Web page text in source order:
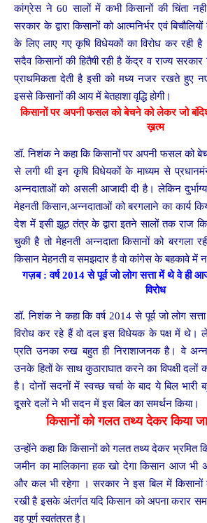
कांग्रेस ने 60 सालों में कभी किसानों की चिंता
सरकार के द्वारा किसानों को आत्मनिर्भर एवं
के लिए लाए गए कृषि विधेयकों का विरोध कर रही है
सदैव किसानों की हितैषी रही है केंद्र व राज्य सरकार
प्राथमिकता देती है इसी को मध्य नजर रखते हुए
इससे किसानों की आय में बेतहाशा वृद्धि होगी।
किसानों पर अपनी फसल को बेचने को लेकर जो
ख़त्म
डॉ. निशंक ने कहा कि किसानों पर अपनी फसल को
से लगी थी इन कृषि विधेयकों के माध्यम से
अन्नदाताओं को असली आजादी दी है। लेकिन दुर्भाग्य से
मेहनती किसान,अन्नदाताओं को बरगलाने का कार्य
देश में इसी झूठ तंत्र के द्वारा इतने सालों तक राज
चुकी है तो मेहनती अन्नदाता किसानों को बरगला
किसान मेहनती व समझदार है वो कांगेस के बहकावे में
गज़ब : वर्ष 2014 से पूर्व जो लोग सत्ता में थे वे ही
विरोध
डॉ. निशंक ने कहा कि वर्ष 2014 से पूर्व जो लोग
विरोध कर रहे हैं वो दल इस विधेयक के पक्ष में
प्रति उनका रुख बहुत ही निराशाजनक है। वे
उनके हितों के साथ कुठाराघात करने का विपक्षी दलों
है। दोनों सदनों में स्वच्छ चर्चा के बाद ये बिल
दूसरे दलों ने भी सदन में इस बिल का समर्थन किया।
किसानों को गलत तथ्य देकर किया
उन्होंने कहा कि किसानों को गलत तथ्य देकर भ्रमित
जमीन का मालिकाना हक खो देगा किसान आज भी
और कल भी रहेगा । सरकार ने इस बिल में किसानों
रखी है इसके अंतर्गत यदि किसान को अपना करार
वह पूर्ण स्वतंत्रत है।